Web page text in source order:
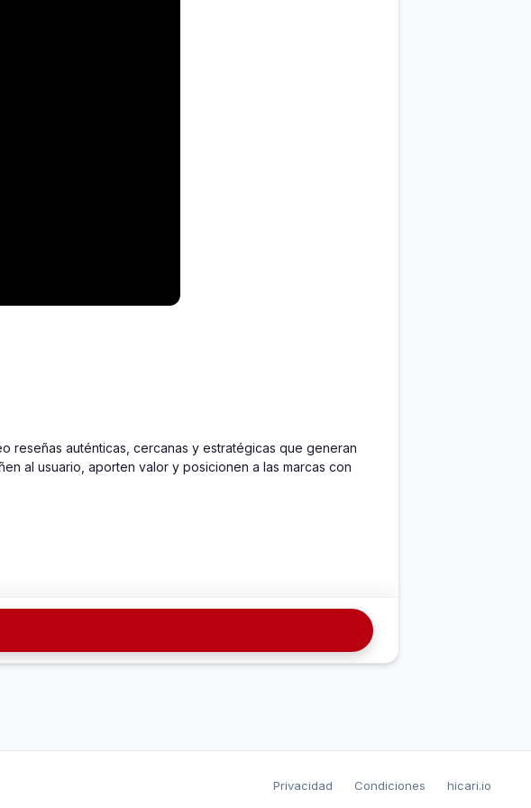
reseñas auténticas, cercanas y estratégicas que generan
al usuario, aporten valor y posicionen a las marcas con
Privacidad Condiciones hicari.io